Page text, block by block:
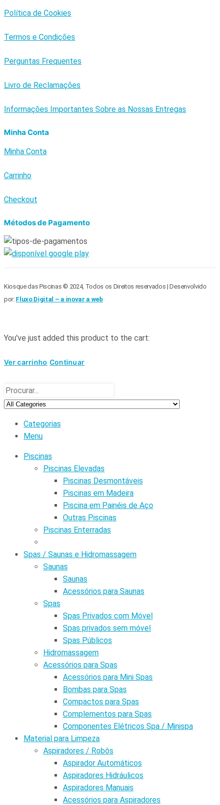
Política de Cookies
Termos e Condições
Perguntas Frequentes
Livro de Reclamações
Informações Importantes Sobre as Nossas Entregas
Minha Conta
Minha Conta
Carrinho
Checkout
Métodos de Pagamento
Kiosque das Piscinas © 2024, Todos os Direitos reservados | Desenvolvido
por: Fluxo Digital – a inovar a web
You've just added this product to the cart:
Ver carrinho Continuar
Categorias
Menu
Piscinas
Piscinas Elevadas
Piscinas Desmontáveis
Piscinas em Madeira
Piscina em Painéis de Aço
Outras Piscinas
Piscinas Enterradas
Spas / Saunas e Hidromassagem
Saunas
Saunas
Acessórios para Saunas
Spas
Spas Privados com Móvel
Spas privados sem móvel
Spas Públicos
Hidromassagem
Acessórios para Spas
Acessórios para Mini Spas
Bombas para Spas
Compactos para Spas
Complementos para Spas
Componentes Elétricos Spa / Minispa
Material para Limpeza
Aspiradores / Robôs
Aspirador Automáticos
Aspiradores Hidráulicos
Aspiradores Manuais
Acessórios para Aspiradores